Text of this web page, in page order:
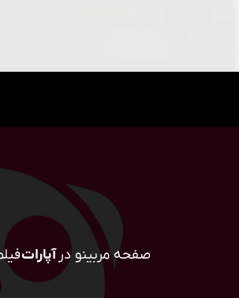
صفحه مربینو در آپارات